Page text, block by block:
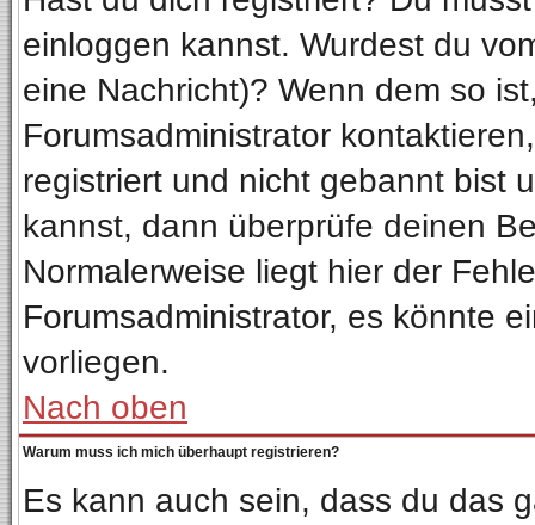
einloggen kannst. Wurdest du
eine Nachricht)? Wenn dem so
Forumsadministrator
registriert und nicht gebannt bist
kannst, dann überprüfe deinen
Normalerweise liegt hier der
Forumsadministrator, es könnte
vorliegen.
Nach oben
Warum muss ich mich überhaupt registrieren?
Es kann auch sein, dass du das